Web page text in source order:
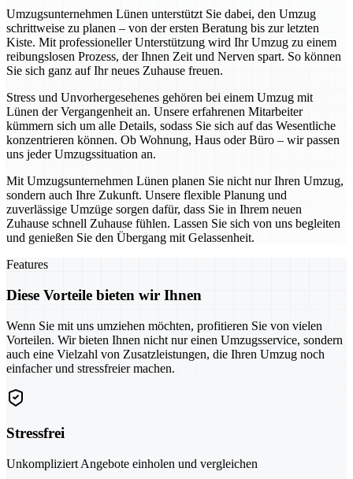
Umzugsunternehmen Lünen unterstützt Sie dabei, den Umzug
schrittweise zu planen – von der ersten Beratung bis zur letzten
Kiste. Mit professioneller Unterstützung wird Ihr Umzug zu einem
reibungslosen Prozess, der Ihnen Zeit und Nerven spart. So können
Sie sich ganz auf Ihr neues Zuhause freuen.
Stress und Unvorhergesehenes gehören bei einem Umzug mit
Lünen der Vergangenheit an. Unsere erfahrenen Mitarbeiter
kümmern sich um alle Details, sodass Sie sich auf das Wesentliche
konzentrieren können. Ob Wohnung, Haus oder Büro – wir passen
uns jeder Umzugssituation an.
Mit Umzugsunternehmen Lünen planen Sie nicht nur Ihren Umzug,
sondern auch Ihre Zukunft. Unsere flexible Planung und
zuverlässige Umzüge sorgen dafür, dass Sie in Ihrem neuen
Zuhause schnell Zuhause fühlen. Lassen Sie sich von uns begleiten
und genießen Sie den Übergang mit Gelassenheit.
Features
Diese Vorteile bieten wir Ihnen
Wenn Sie mit uns umziehen möchten, profitieren Sie von vielen
Vorteilen. Wir bieten Ihnen nicht nur einen Umzugsservice, sondern
auch eine Vielzahl von Zusatzleistungen, die Ihren Umzug noch
einfacher und stressfreier machen.
Stressfrei
Unkompliziert Angebote einholen und vergleichen